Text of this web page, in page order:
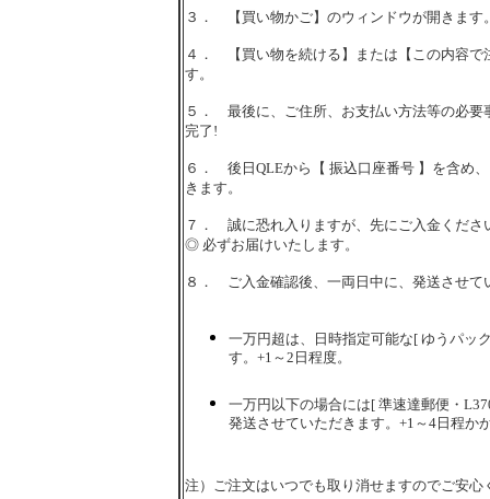
３． 【買い物かご】のウィンドウが開きます
４． 【買い物を続ける】または【この内容で
す。
５． 最後に、ご住所、お支払い方法等の必要
完了!
６． 後日QLEから【 振込口座番号 】を含め
きます。
７． 誠に恐れ入りますが、先にご入金くださ
◎ 必ずお届けいたします。
８． ご入金確認後、一両日中に、発送させて
一万円超は、日時指定可能な[ ゆうパッ
す。+1～2日程度。
一万円以下の場合には[ 準速達郵便・
発送させていただきます。+1～4日程か
注）ご注文はいつでも取り消せますのでご安心